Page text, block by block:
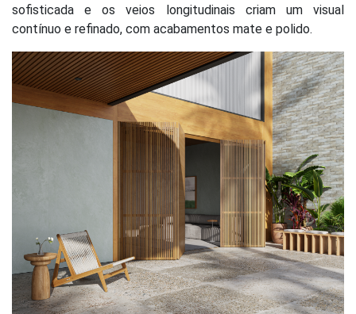
sofisticada e os veios longitudinais criam um visual
contínuo e refinado, com acabamentos mate e polido.